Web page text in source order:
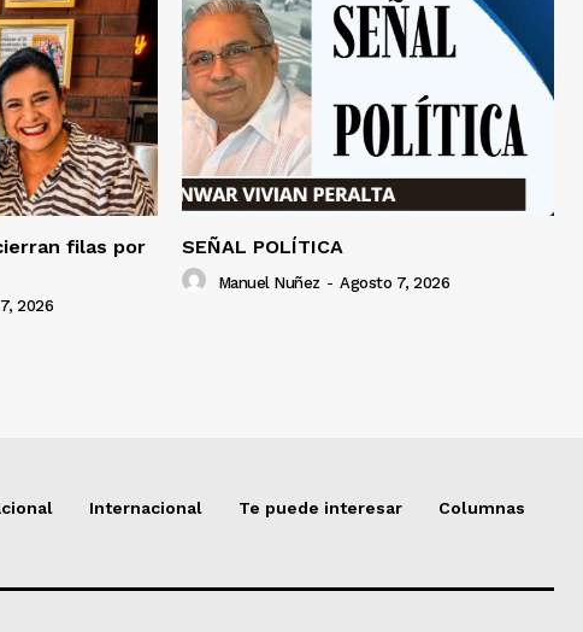
filas por
2026
SEÑAL POLÍTICA
Manuel Nuñez - Agosto 7, 2026
Internacional Te puede interesar Columnas